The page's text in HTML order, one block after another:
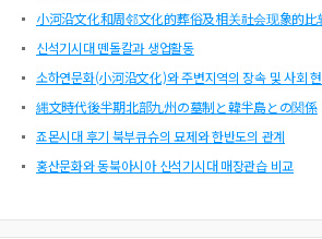
小河沿文化和周邻文化的葬俗及相关社会现象的比
신석기시대 뗀돌칼과 생업활동
소하연문화(小河沿文化)와 주변지역의 장속 및 사회
縄文時代後半期北部九州の墓制と韓半島との関係
죠몬시대 후기 북부큐슈의 묘제와 한반도의 관계
홍산문화와 동북아시아 신석기시대 매장관습 비교